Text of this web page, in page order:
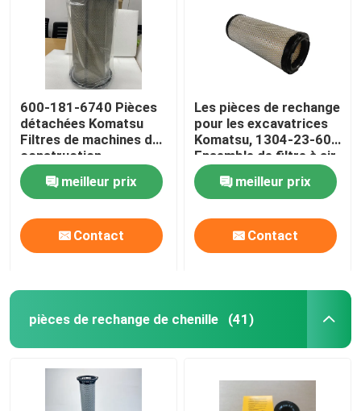
600-181-6740 Pièces
détachées Komatsu
Filtres de machines de
construction
automobile originaux
meilleur prix
Contact
Les pièces de rechange
pour les excavatrices
Komatsu, 1304-23-603
Ensemble de filtre à air
pour les excavatrices
meilleur prix
Contact
pièces de rechange de chenille (41)